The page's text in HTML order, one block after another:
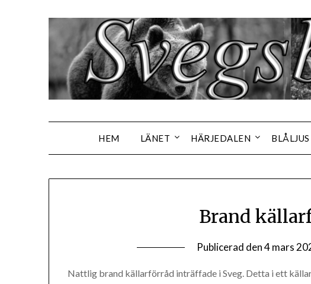
HEM LÄNET HÄRJEDALEN BLÅLJUS
Brand
Publicerad den4 mars
Nattlig brand källarförråd inträffade i Sveg. Detta i ett